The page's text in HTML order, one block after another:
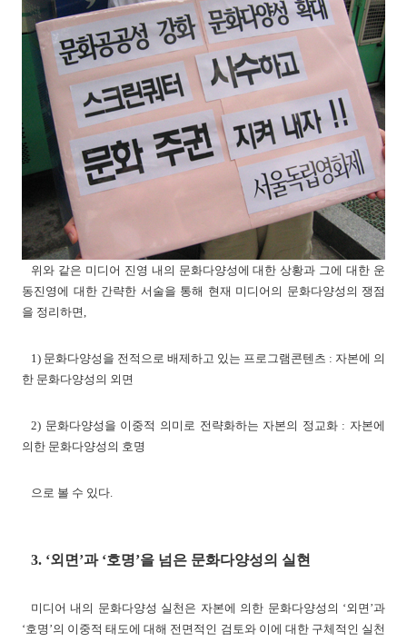
위와 같은 미디어 진영 내의 문화다양성에 대한 상황과 그에 대한 운
동진영에 대한 간략한 서술을 통해 현재 미디어의 문화다양성의 쟁점
을 정리하면,
1) 문화다양성을 전적으로 배제하고 있는 프로그램콘텐츠 : 자본에 의
한 문화다양성의 외면
2) 문화다양성을 이중적 의미로 전략화하는 자본의 정교화 : 자본에
의한 문화다양성의 호명
으로 볼 수 있다.
3. ‘외면’과 ‘호명’을 넘은 문화다양성의 실현
미디어 내의 문화다양성 실천은 자본에 의한 문화다양성의 ‘외면’과
‘호명’의 이중적 태도에 대해 전면적인 검토와 이에 대한 구체적인 실천